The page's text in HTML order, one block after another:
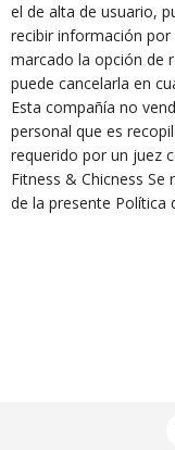
el de alta de usuario,
recibir información por
marcado la opción de
puede cancelarla en
Esta compañía no
personal que es
requerido por un juez
Fitness & Chicness
de la presente Política